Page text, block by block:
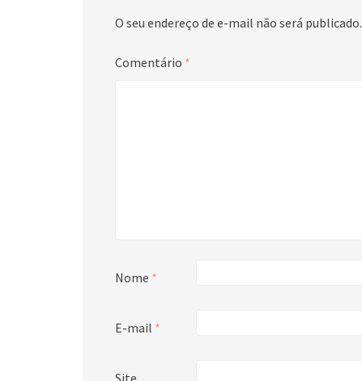
O seu endereço de e-mail não será publicado.
Comentário *
Nome *
E-mail *
Site